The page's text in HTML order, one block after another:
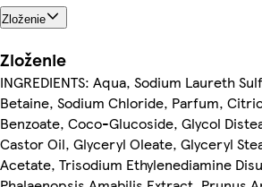
Zloženie
Zloženie
INGREDIENTS: Aqua, Sodium Laureth
Betaine, Sodium Chloride, Parfum,
Benzoate, Coco-Glucoside, Glycol
Castor Oil, Glyceryl Oleate, Glyceryl
Acetate, Trisodium Ethylenediamine